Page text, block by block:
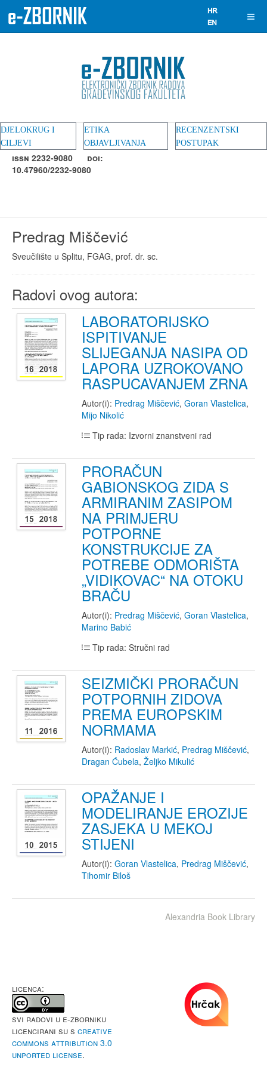
DJELOKRUG I
CILJEVI
ETIKA
OBJAVLJIVANJA
RECENZENTSKI
POSTUPAK
ISSN 2232-9080 DOI:
10.47960/2232-9080
Predrag Miščević
Sveučilište u Splitu, FGAG, prof. dr. sc.
Radovi ovog autora:
LABORATORIJSKO
ISPITIVANJE
SLIJEGANJA NASIPA OD
LAPORA UZROKOVANO
RASPUCAVANJEM ZRNA
Autor(i): Predrag Miščević, Goran Vlastelica,
Mijo Nikolić
Tip rada: Izvorni znanstveni rad
PRORAČUN
GABIONSKOG ZIDA S
ARMIRANIM ZASIPOM
NA PRIMJERU
POTPORNE
KONSTRUKCIJE ZA
POTREBE ODMORIŠTA
„VIDIKOVAC“ NA OTOKU
BRAČU
Autor(i): Predrag Miščević, Goran Vlastelica,
Marino Babić
Tip rada: Stručni rad
SEIZMIČKI PRORAČUN
POTPORNIH ZIDOVA
PREMA EUROPSKIM
NORMAMA
Autor(i): Radoslav Markić, Predrag Miščević,
Dragan Ćubela, Željko Mikulić
OPAŽANJE I
MODELIRANJE EROZIJE
ZASJEKA U MEKOJ
STIJENI
Autor(i): Goran Vlastelica, Predrag Miščević,
Tihomir Biloš
Alexandria Book Library
LICENCA:
Svi radovi u e-Zborniku
licencirani su s Creative
Commons Attribution 3.0
Unported License.